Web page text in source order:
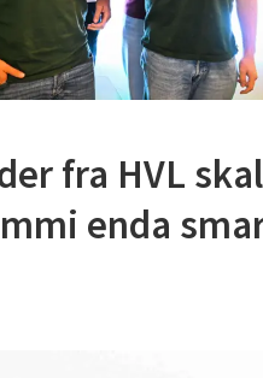
fra HVL skal
enda